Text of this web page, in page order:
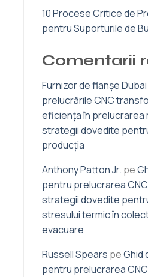
10 Procese Critice de
pentru Suporturile de
Comentarii
Furnizor de flanșe Dubai
prelucrările CNC
eficiența în prelucrarea
strategii dovedite
producția
Anthony Patton Jr. pe
pentru prelucrarea CNC
strategii dovedite
stresului termic în
evacuare
Russell Spears peGhid
pentru prelucrarea